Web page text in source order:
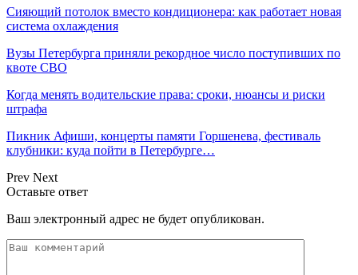
Сияющий потолок вместо кондиционера: как работает новая
система охлаждения
Вузы Петербурга приняли рекордное число поступивших по
квоте СВО
Когда менять водительские права: сроки, нюансы и риски
штрафа
Пикник Афиши, концерты памяти Горшенева, фестиваль
клубники: куда пойти в Петербурге…
Prev Next
Оставьте ответ
Ваш электронный адрес не будет опубликован.